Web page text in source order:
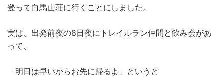
登って白馬山荘に行くことにしました。
実は、出発前夜の8日夜にトレイルラン仲間と飲み会があ
って、
「明日は早いからお先に帰るよ」というと